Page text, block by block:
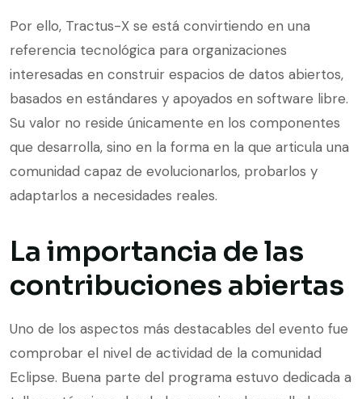
Por ello, Tractus-X se está convirtiendo en una
referencia tecnológica para organizaciones
interesadas en construir espacios de datos abiertos,
basados en estándares y apoyados en software libre.
Su valor no reside únicamente en los componentes
que desarrolla, sino en la forma en la que articula una
comunidad capaz de evolucionarlos, probarlos y
adaptarlos a necesidades reales.
La importancia de las
contribuciones abiertas
Uno de los aspectos más destacables del evento fue
comprobar el nivel de actividad de la comunidad
Eclipse. Buena parte del programa estuvo dedicada a